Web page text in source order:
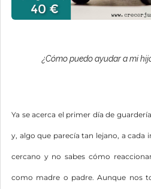
¿Cómo puedo ayudar a mi
Ya se acerca el primer día de
y, algo que parecía tan lejano, a cada
cercano y no sabes cómo
como madre o padre. Aunque nos